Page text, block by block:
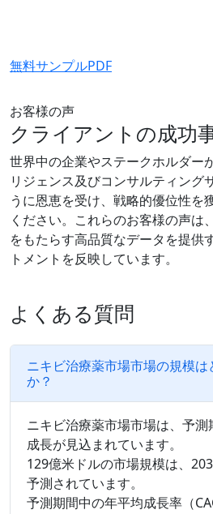
無料サンプルPDF
お客様の声
クライアントの成功
世界中の企業やステークホルダー
リジェンス及びコンサルティング
うに恩恵を受け、戦略的優位性を
ください。これらのお客様の声は
をもたらす高品質なデータを提供
トメントを反映しています。
よくある質問
ニキビ治療薬市場市場の規模は
か？
ニキビ治療薬市場市場は、予
成長が見込まれています。
129億米ドルの市場規模は、
予測されています。
予測期間中の年平均成長率（